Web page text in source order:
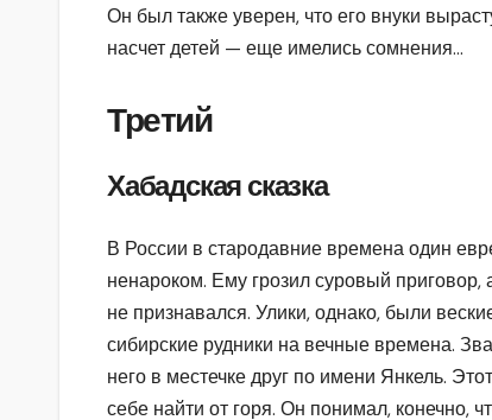
Он был также уверен, что его внуки
насчет детей — еще имелись сомнения…
Третий
Хабадская сказка
В России в стародавние времена один
ненароком. Ему грозил суровый
не признавался. Улики, однако, были
си­бирские рудники на вечные времена.
него в местечке друг по имени Янкель.
себе найти от горя. Он понимал, конечно,